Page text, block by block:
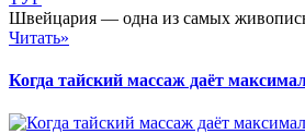
Швейцария — одна из самых
Читать»
Когда тайский массаж даёт